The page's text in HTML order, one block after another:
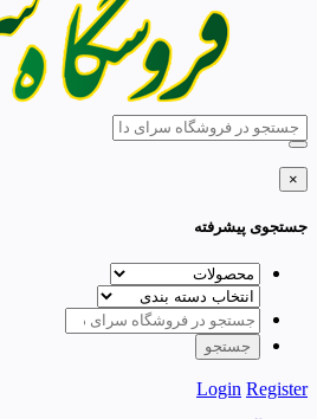
×
جستجوی پیشرفته
Login Register